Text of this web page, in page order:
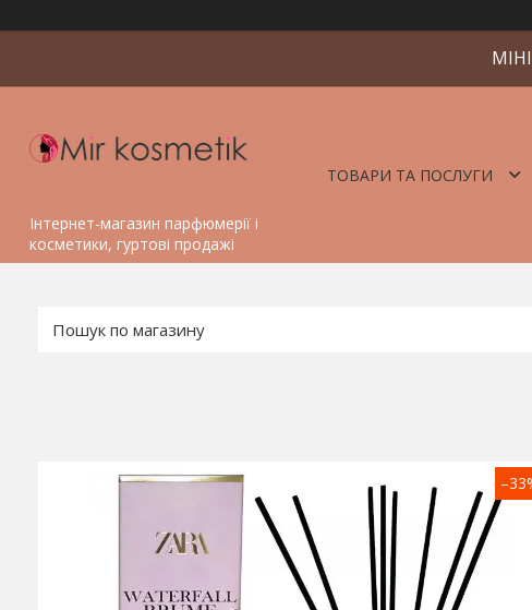
Інтернет-магазин парфюмерії і
косметики, гуртові продажі
ТОВАРИ ТА ПОСЛУГИ